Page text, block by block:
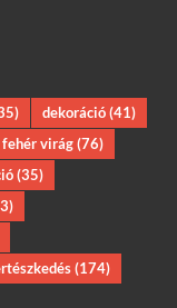
dekoráció(41)
fehér virág(76)
(35)
(174)